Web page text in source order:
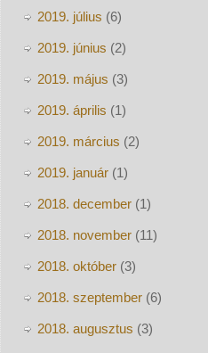
2019. július (6)
2019. június (2)
2019. május (3)
2019. április (1)
2019. március (2)
2019. január(1)
2018. december(1)
2018. november(11)
2018. október(3)
2018. szeptember(6)
2018. augusztus (3)